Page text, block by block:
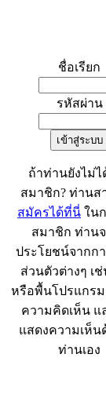
ชื่อเรียก
รหัสผ่าน
ถ้าท่านยังไม่ไ
สมาชิก? ท่านส
สมัครได้ที่นี่ ใน
สมาชิก ท่าน
ประโยชน์จากก
ส่วนตัวต่างๆ เ
หรือพื้นโปรแกร
ความคิดเห็น แ
แสดงความเห็น
ท่านเอง